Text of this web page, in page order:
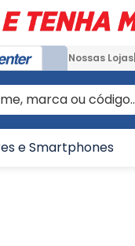
Nossas Lojas
marca ou código...
e Smartphones